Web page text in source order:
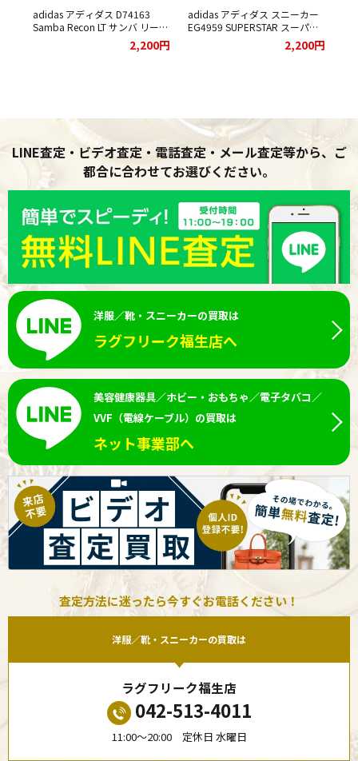
adidas アディダス D74163
Samba Recon LT サンバ リーコ
ン スニーカー をお買取りさせ
2,200円
adidas アディダス スニーカー
EG4959 SUPERSTAR スーパー
スター ブラックをお買取りさせ
2,200円
LINE査定・ビデオ査定・電話査定・メール査定等から、ご
都合に合わせてお選びください。
洋服／靴・スニーカーの買取は
ラグフリーク福生店へ
美容健康器具／ホビー・おもちゃ／電子タバコ／
VVF（電線ケーブル）の買取は
ネット事業部へ
査定方法に迷ったら今すぐお電話ください！
洋服／靴・スニーカーの買取は
ラグフリーク福生店
042-513-4011
11:00〜20:00 定休日 水曜日